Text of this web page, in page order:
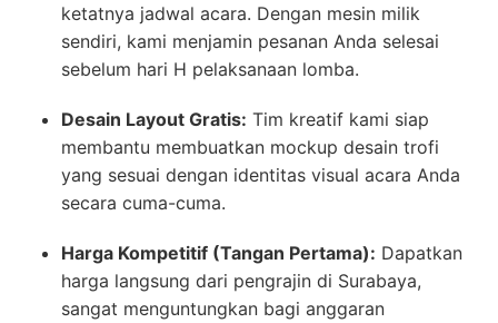
ketatnya jadwal acara. Dengan mesin milik
sendiri, kami menjamin pesanan Anda selesai
sebelum hari H pelaksanaan lomba.
Desain Layout Gratis: Tim kreatif kami siap
membantu membuatkan mockup desain trofi
yang sesuai dengan identitas visual acara Anda
secara cuma-cuma.
Harga Kompetitif (Tangan Pertama): Dapatkan
harga langsung dari pengrajin di Surabaya,
sangat menguntungkan bagi anggaran